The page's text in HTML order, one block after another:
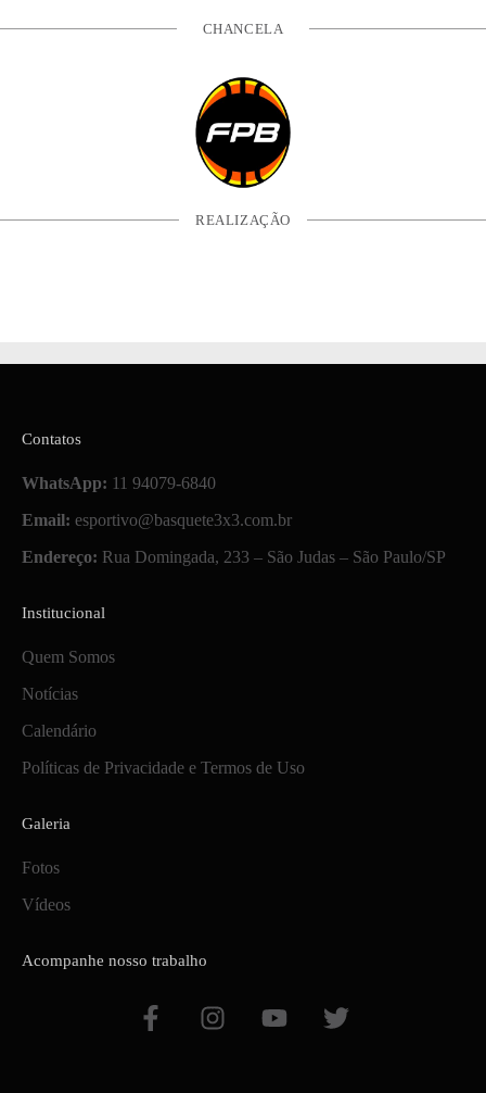
CHANCELA
REALIZAÇÃO
Contatos
WhatsApp: 11 94079-6840
Email: esportivo@basquete3x3.com.br
Endereço: Rua Domingada, 233 – São Judas – São Paulo/SP
Institucional
Quem Somos
Notícias
Calendário
Políticas de Privacidade e Termos de Uso
Galeria
Fotos
Vídeos
Acompanhe nosso trabalho
F
a
I
n
Y
o
T
w